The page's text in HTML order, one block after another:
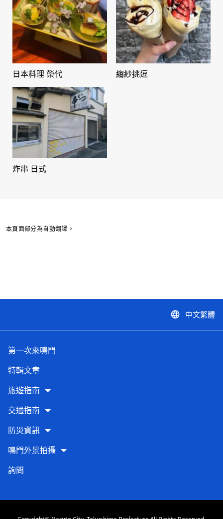
日本料理 榮代 縐紗挑逗
炸串 日式
本頁面部分為自動翻譯。
language 中文繁體
第一次來鳴門
特輯文章
旅遊指南
交通指南
防災資訊
鳴門外景拍攝
詢問